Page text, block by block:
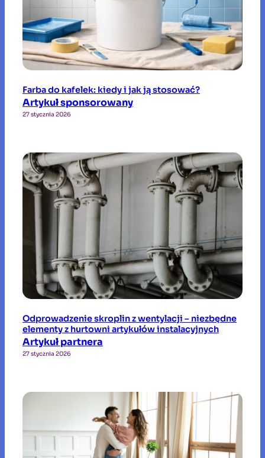
Farba do kafelek: kiedy i jak ją stosować?
Artykuł sponsorowany
27 stycznia 2026
Odprowadzenie skroplin z wentylacji – niezbędne
elementy z hurtowni artykułów instalacyjnych
Artykuł partnera
27 stycznia 2026